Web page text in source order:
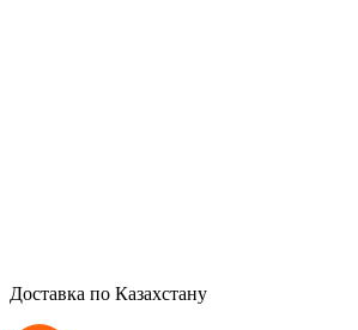
Доставка по Казахстану